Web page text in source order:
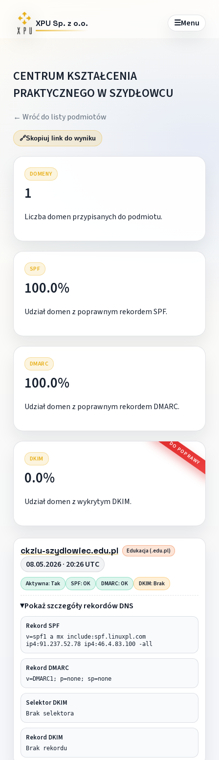
XPU Sp. z o.o. ☰Menu
CENTRUM KSZTAŁCENIA
PRAKTYCZNEGO W SZYDŁOWCU
← Wróć do listy podmiotów
🔗Skopiuj link do wyniku
DOMENY
1
Liczba domen przypisanych do podmiotu.
SPF
100.0%
Udział domen z poprawnym rekordem SPF.
DMARC
100.0%
Udział domen z poprawnym rekordem DMARC.
DKIM DO POPRAWY
0.0%
Udział domen z wykrytym DKIM.
ckziu-szydlowiec.edu.pl Edukacja (.edu.pl)
08.05.2026 · 20:26 UTC
Aktywna: Tak SPF: OK DMARC: OK DKIM: Brak
Pokaż szczegóły rekordów DNS
Rekord SPF
v=spf1 a mx include:spf.linuxpl.com
ip4:91.237.52.78 ip4:46.4.83.100 -all
Rekord DMARC
v=DMARC1; p=none; sp=none
Selektor DKIM
Brak selektora
Rekord DKIM
Brak rekordu